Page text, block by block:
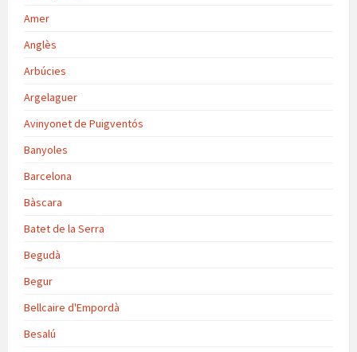
Amer
Anglès
Arbúcies
Argelaguer
Avinyonet de Puigventós
Banyoles
Barcelona
Bàscara
Batet de la Serra
Begudà
Begur
Bellcaire d'Empordà
Besalú